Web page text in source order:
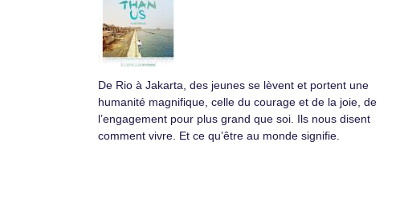
De Rio à Jakarta, des jeunes se lèvent et portent une
humanité magnifique, celle du courage et de la joie, de
l’engagement pour plus grand que soi. Ils nous disent
comment vivre. Et ce qu’être au monde signifie.